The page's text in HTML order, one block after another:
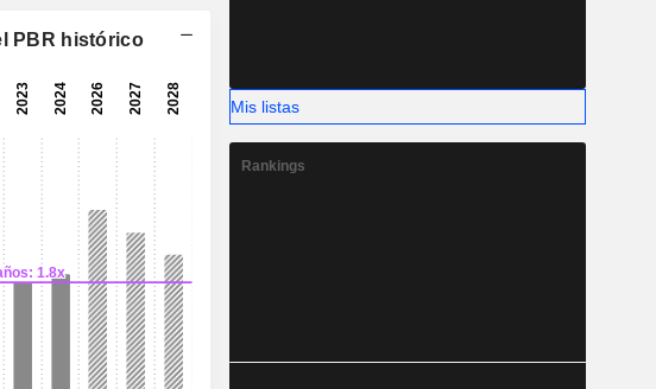
179,5 193,3
2,600 2,600
PBR histórico
Mis listas
Rankings